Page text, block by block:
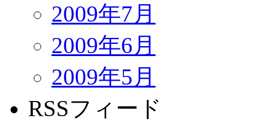
2009年7月
2009年6月
2009年5月
RSSフィード